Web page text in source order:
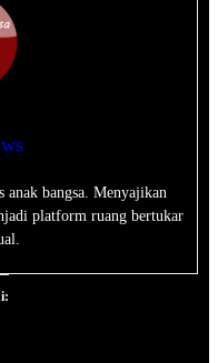
anak bangsa. Menyajikan
platform ruang bertukar